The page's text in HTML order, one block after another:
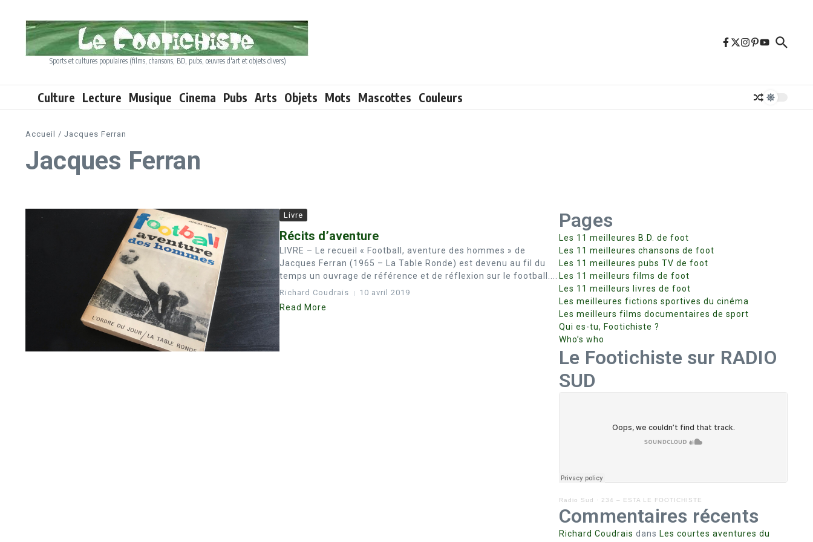
Sports et cultures populaires (films, chansons, BD, pubs, œuvres d'art et objets divers)
Culture Lecture Musique Cinema Pubs Arts Objets Mots Mascottes Couleurs
Accueil / Jacques Ferran
Jacques Ferran
Livre
Récits d’aventure
LIVRE – Le recueil « Football, aventure des hommes » de
Jacques Ferran (1965 – La Table Ronde) est devenu au fil du
temps un ouvrage de référence et de réflexion sur le football....
Richard Coudrais 10 avril 2019
Read More
Pages
Les 11 meilleures B.D. de foot
Les 11 meilleures chansons de foot
Les 11 meilleures pubs TV de foot
Les 11 meilleurs films de foot
Les 11 meilleurs livres de foot
Les meilleures fictions sportives du cinéma
Les meilleurs films documentaires de sport
Qui es-tu, Footichiste ?
Who’s who
Le Footichiste sur RADIO
SUD
Radio Sud · 234 – ESTA LE FOOTICHISTE
Commentaires récents
Richard Coudrais dans Les courtes aventures du